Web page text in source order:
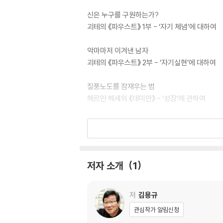
신은 누구를 구원하는가?
괴테의 《파우스트》 1부 - ‘자기 체념’에 대하여
악마마저 이겨낸 남자
괴테의 《파우스트》 2부 - ‘자기실현’에 대하여
질풍노도를 잠재우는 법
헤르만 헤세의 《데미안》 - ‘성장’에 관하여
관계의 미학
셰익스피어의 《오셀로》- ‘질투’에 관하여
가족에 관한 냉혹한 진실
프란츠 카프카의 《변신》- ‘가정’의 의미
저자 소개 1
저 김용규
관심작가 알림신청